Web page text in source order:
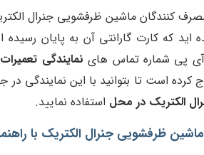
کنندگان ماشین ظرفشویی جنرال
که کارت گارانتی آن به پایان
آی پی شماره تماس های نمایندگی
کرده است تا بتوانید با این نمایندگی
الکتریک در محل استفاده نمایید.
ظرفشویی جنرال الکتریک با